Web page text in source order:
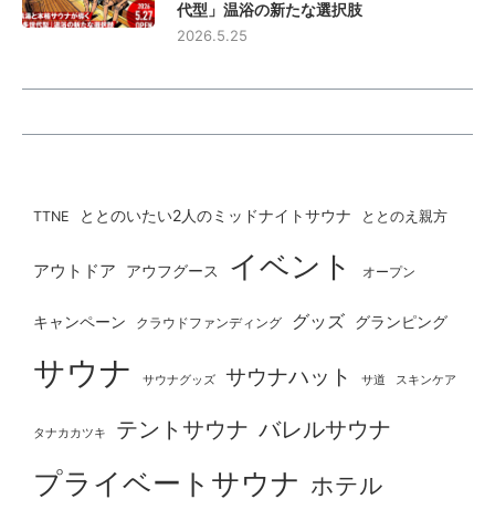
代型」温浴の新たな選択肢
2026.5.25
TTNE ととのいたい2人のミッドナイトサウナ ととのえ親方
アウトドア アウフグース イベント オープン
キャンペーン クラウドファンディング グッズ グランピング
サウナ サウナグッズ サウナハット サ道 スキンケア
タナカカツキ テントサウナ バレルサウナ
プライベートサウナ ホテル